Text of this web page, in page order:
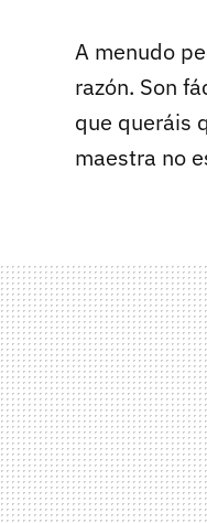
A menudo
razón. Son
que queráis
maestra no